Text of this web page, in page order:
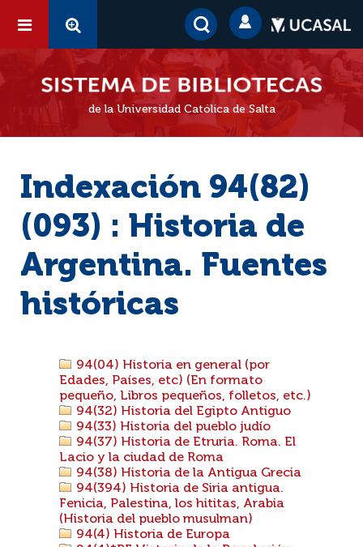
de la Universidad Católica de Salta
Indexación 94(82)
(093) : Historia de
Argentina. Fuentes
históricas
94(04) Historia en general (por
Edades, Países, etc) (En formato
pequeño, Libros pequeños, folletos, etc.)
94(32) Historia del Egipto Antiguo
94(33) Historia del pueblo judío
94(37) Historia de Etruria. Roma. El
Lacio y la ciudad de Roma
94(38) Historia de la Antigua Grecia
94(394) Historia de Siria antigua.
Fenicia, Palestina, los hititas, Arabia
(Historia del pueblo musulman)
94(4) Historia de Europa